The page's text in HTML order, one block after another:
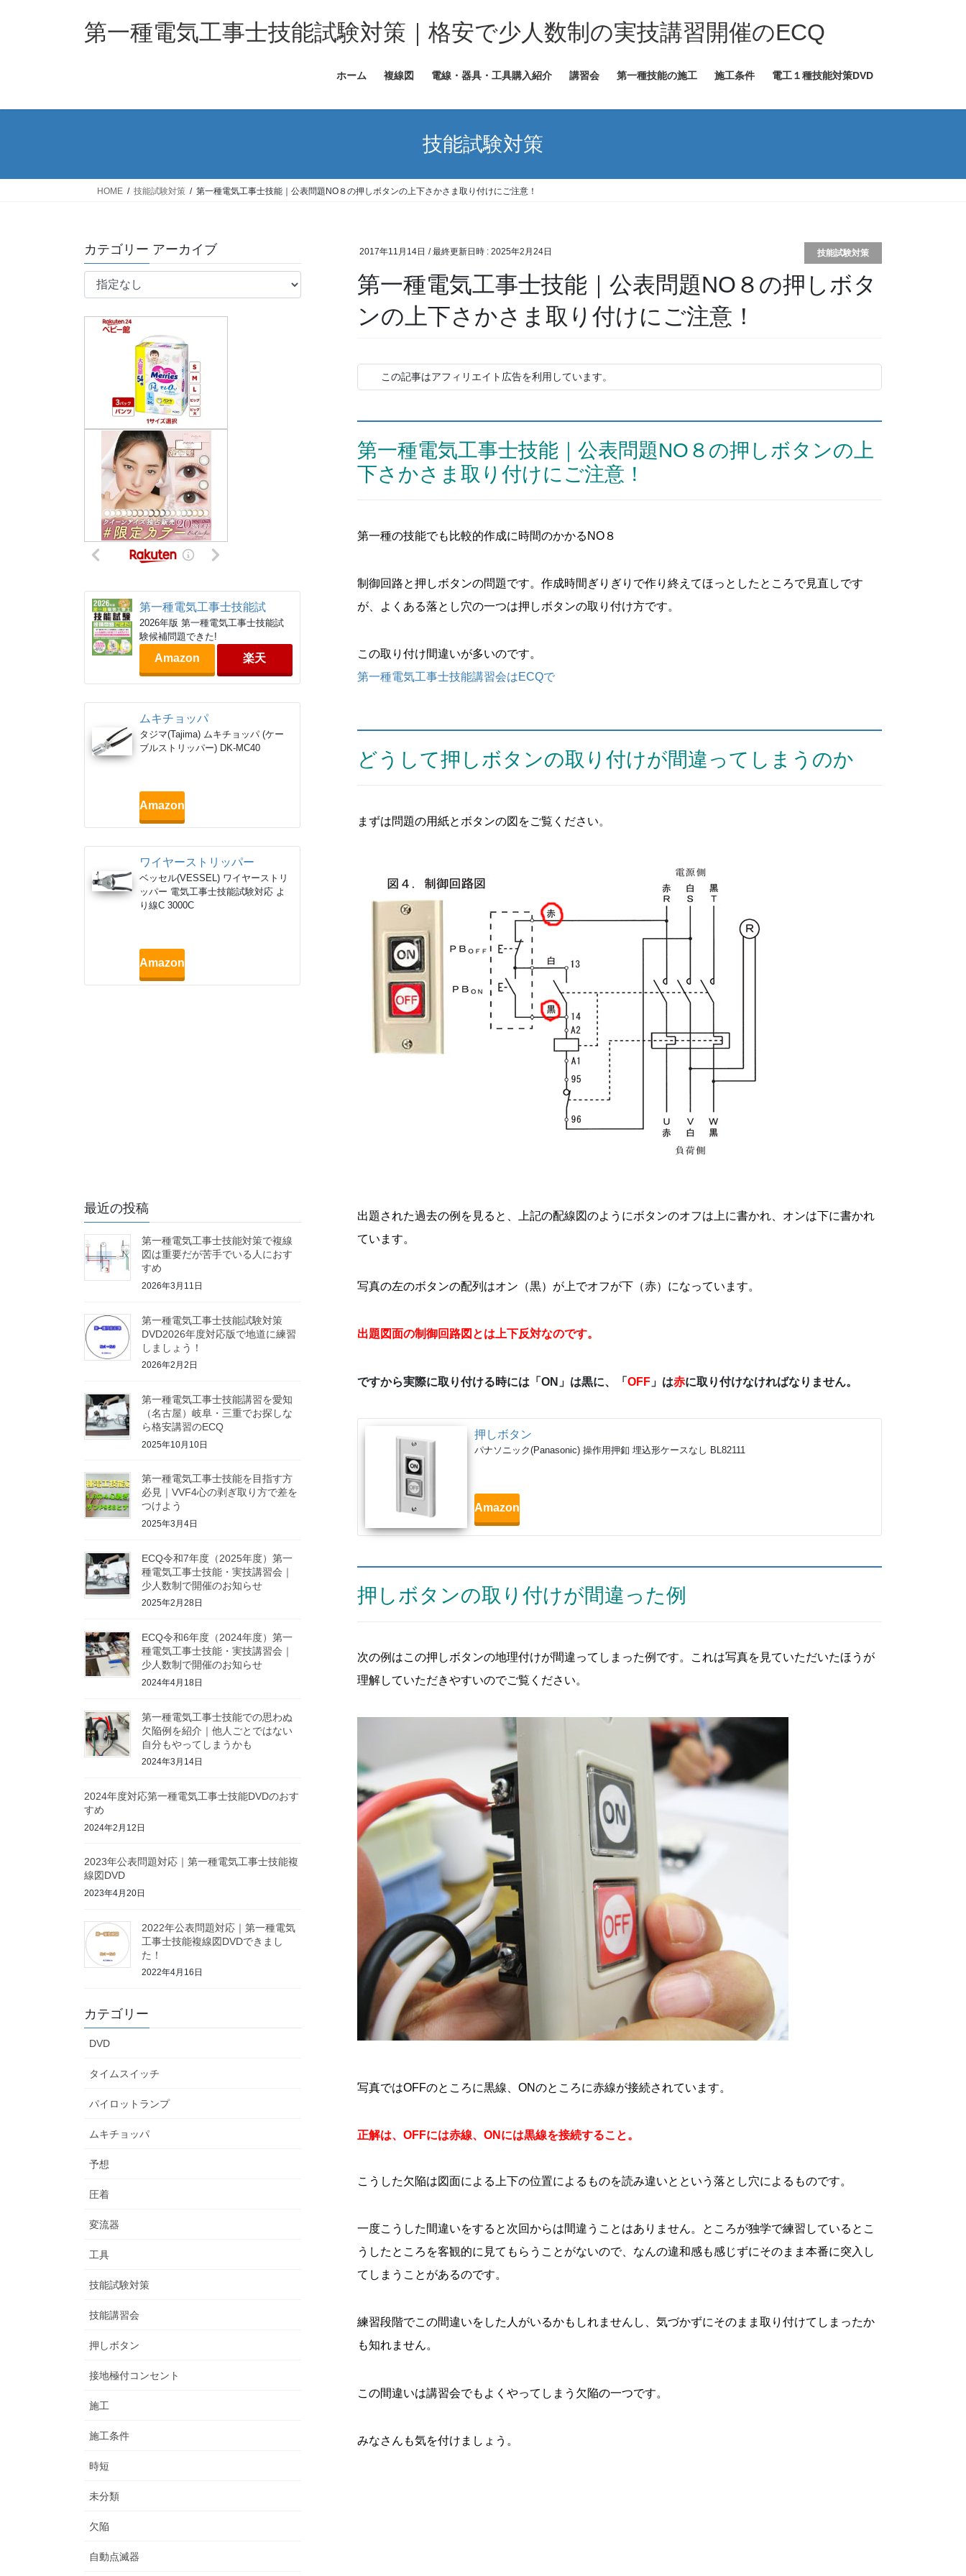
ス
ン
第一種電気工事士技能試験対策｜格安で少人数制の実技講習開催のECQ
ホーム 複線図 電線・器具・工具購入紹介 講習会 第一種技能の施工 施工条件 電工１種技能対策DVD
技能試験対策
HOME 技能試験対策 第一種電気工事士技能｜公表問題NO８の押しボタンの上下さかさま取り付けにご注意！
2017年11月14日 / 最終更新日時 : 2025年2月24日 技能試験対策
第一種電気工事士技能｜公表問題NO８の押しボタ
ンの上下さかさま取り付けにご注意！
この記事はアフィリエイト広告を利用しています。
第一種電気工事士技能｜公表問題NO８の押しボタンの上
下さかさま取り付けにご注意！
第一種の技能でも比較的作成に時間のかかるNO８
制御回路と押しボタンの問題です。作成時間ぎりぎりで作り終えてほっとしたところで見直しです
が、よくある落とし穴の一つは押しボタンの取り付け方です。
この取り付け間違いが多いのです。
第一種電気工事士技能講習会はECQで
どうして押しボタンの取り付けが間違ってしまうのか
まずは問題の用紙とボタンの図をご覧ください。
出題された過去の例を見ると、上記の配線図のようにボタンのオフは上に書かれ、オンは下に書かれ
ています。
写真の左のボタンの配列はオン（黒）が上でオフが下（赤）になっています。
出題図面の制御回路図とは上下反対なのです。
ですから実際に取り付ける時には「ON」は黒に、「 OFF 」は赤に取り付けなければなりません。
押しボタン
パナソニック(Panasonic) 操作用押釦 埋込形ケースなし BL82111
Amazon
押しボタンの取り付けが間違った例
次の例はこの押しボタンの地理付けが間違ってしまった例です。これは写真を見ていただいたほうが
理解していただきやすいのでご覧ください。
写真ではOFFのところに黒線、ONのところに赤線が接続されています。
正解は、OFFには赤線、ONには黒線を接続すること。
こうした欠陥は図面による上下の位置によるものを読み違いとという落とし穴によるものです。
一度こうした間違いをすると次回からは間違うことはありません。ところが独学で練習しているとこ
うしたところを客観的に見てもらうことがないので、なんの違和感も感じずにそのまま本番に突入し
てしまうことがあるのです。
練習段階でこの間違いをした人がいるかもしれませんし、気づかずにそのまま取り付けてしまったか
も知れません。
この間違いは講習会でもよくやってしまう欠陥の一つです。
みなさんも気を付けましょう。
カテゴリー アーカイブ
第一種電気工事士技能試
2026年版 第一種電気工事士技能試
験候補問題できた!
Amazon 楽天
ムキチョッパ
タジマ(Tajima) ムキチョッパ (ケー
ブルストリッパー) DK-MC40
Amazon
ワイヤーストリッパー
ベッセル(VESSEL) ワイヤーストリ
ッパー 電気工事士技能試験対応 よ
り線C 3000C
Amazon
最近の投稿
第一種電気工事士技能対策で複線
図は重要だが苦手でいる人におす
すめ
2026年3月11日
第一種電気工事士技能試験対策
DVD2026年度対応版で地道に練習
しましょう！
2026年2月2日
第一種電気工事士技能講習を愛知
（名古屋）岐阜・三重でお探しな
ら格安講習のECQ
2025年10月10日
第一種電気工事士技能を目指す方
必見｜VVF4心の剥ぎ取り方で差を
つけよう
2025年3月4日
ECQ令和7年度（2025年度）第一
種電気工事士技能・実技講習会｜
少人数制で開催のお知らせ
2025年2月28日
ECQ令和6年度（2024年度）第一
種電気工事士技能・実技講習会｜
少人数制で開催のお知らせ
2024年4月18日
第一種電気工事士技能での思わぬ
欠陥例を紹介｜他人ごとではない
自分もやってしまうかも
2024年3月14日
2024年度対応第一種電気工事士技能DVDのおす
すめ
2024年2月12日
2023年公表問題対応｜第一種電気工事士技能複
線図DVD
2023年4月20日
2022年公表問題対応｜第一種電気
工事士技能複線図DVDできまし
た！
2022年4月16日
カテゴリー
DVD
タイムスイッチ
パイロットランプ
ムキチョッパ
予想
圧着
変流器
工具
技能試験対策
技能講習会
押しボタン
接地極付コンセント
施工
施工条件
時短
未分類
欠陥
自動点滅器